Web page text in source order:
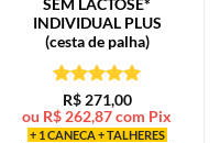
SEM LACTOSE*
INDIVIDUAL PLUS
(cesta de palha)
Avaliação5
de 5
R$271,00
ou R$ 262,87com Pix
+ 1 CANECA + TALHERES